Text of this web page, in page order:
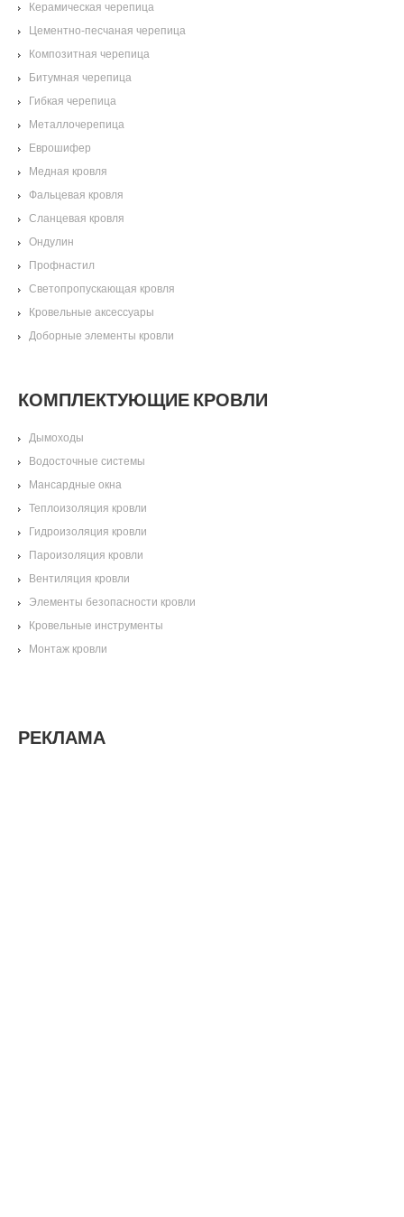
Керамическая черепица
Цементно-песчаная черепица
Композитная черепица
Битумная черепица
Гибкая черепица
Металлочерепица
Еврошифер
Медная кровля
Фальцевая кровля
Сланцевая кровля
Ондулин
Профнастил
Светопропускающая кровля
Кровельные аксессуары
Доборные элементы кровли
КОМПЛЕКТУЮЩИЕ КРОВЛИ
Дымоходы
Водосточные системы
Мансардные окна
Теплоизоляция кровли
Гидроизоляция кровли
Пароизоляция кровли
Вентиляция кровли
Элементы безопасности кровли
Кровельные инструменты
Монтаж кровли
РЕКЛАМА